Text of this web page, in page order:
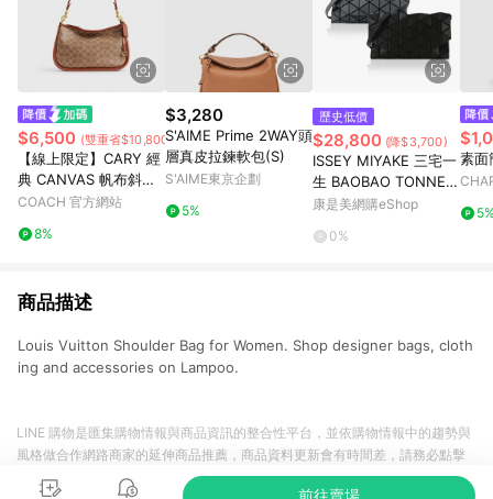
$6,500 (雙重省$10,800)
【線上限定】CARY 經
典 CANVAS 帆布斜背
手袋
COACH 官方網站
8%
$3,280
S'AIME Prime 2WAY頭
層真皮拉鍊軟包(S)
S'AIME東京企劃
5%
歷史低價
$28,800 (降$3,700)
ISSEY MIYAKE 三宅一
生 BAOBAO TONNEA
U MATTE霧面幾何菱
康是美網購eShop
0%
素面
商品描述
Louis Vuitton Shoulder Bag for Women. Shop designer bags, cloth
ing and accessories on Lampoo.
前往賣場
LINE 購物是匯集購物情報與商品資訊的整合性平台，並依購物情報中的趨勢與
風格做合作網路商家的延伸商品推薦，商品資料更新會有時間差，請務必點擊
商品至各合作網路商家，確認現售價與購物條件，一切資訊以合作廠商網頁為